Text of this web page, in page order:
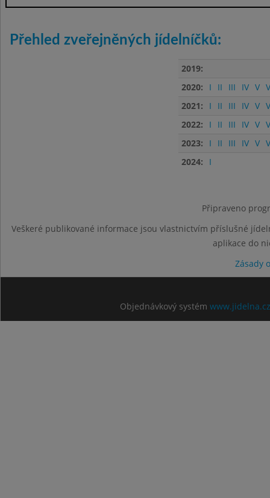
Přehled zveřejněných jídelníčků:
2019:
2020:
I II III IV V
2021:
I II III IV V
2022:
I II III IV V
2023:
I II III IV V
2024:
I
Připraveno
Veškeré publikované informace jsou vlastnictvím příslušné
aplikace do
Zásady
Objednávkový systém www.jidelna.cz